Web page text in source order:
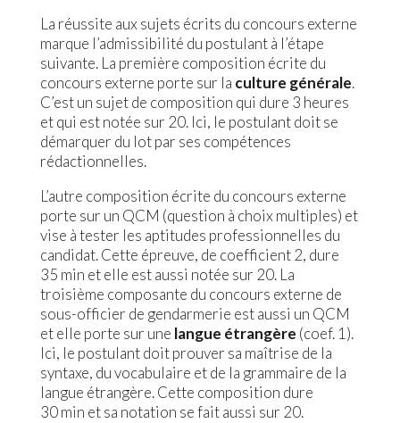
La réussite aux sujets écrits du concours externe
marque l’admissibilité du postulant à l’étape
suivante. La première composition écrite du
concours externe porte sur la culture générale.
C’est un sujet de composition qui dure 3 heures
et qui est notée sur 20. Ici, le postulant doit se
démarquer du lot par ses compétences
rédactionnelles.
L’autre composition écrite du concours externe
porte sur un QCM (question à choix multiples) et
vise à tester les aptitudes professionnelles du
candidat. Cette épreuve, de coefficient 2, dure
35 min et elle est aussi notée sur 20. La
troisième composante du concours externe de
sous-officier de gendarmerie est aussi un QCM
et elle porte sur une langue étrangère (coef. 1).
Ici, le postulant doit prouver sa maîtrise de la
syntaxe, du vocabulaire et de la grammaire de la
langue étrangère. Cette composition dure
30 min et sa notation se fait aussi sur 20.